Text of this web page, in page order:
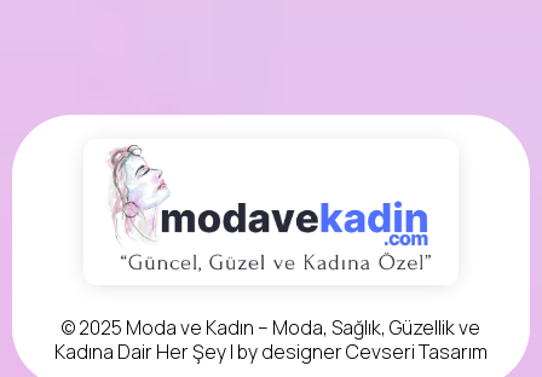
© 2025 Moda ve Kadın – Moda, Sağlık, Güzellik ve
Kadına Dair Her Şey | by designerCevseri Tasarım